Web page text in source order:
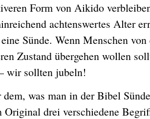
Form von Aikido
achtenswertes Alter
Sünde. Wenn Menschen
Zustand übergehen wollen
wir sollten jubeln!
was man in der Bibel
Original drei verschiedene